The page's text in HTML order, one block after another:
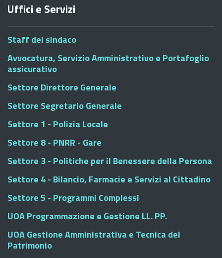
Uffici e Servizi
Staff del sindaco
Avvocatura, Servizio Amministrativo e Portafoglio
assicurativo
Settore Direttore Generale
Settore Segretario Generale
Settore 1 - Polizia Locale
Settore 8 - PNRR - Gare
Settore 3 - Politiche per il Benessere della Persona
Settore 4 - Bilancio, Farmacie e Servizi al Cittadino
Settore 5 - Programmi Complessi
UOA Programmazione e Gestione LL. PP.
UOA Gestione Amministrativa e Tecnica del
Patrimonio